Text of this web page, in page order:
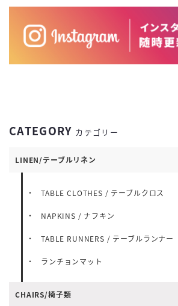
CATEGORY カテゴリー
LINEN/テーブルリネン
TABLE CLOTHES / テーブルクロス
NAPKINS / ナフキン
TABLE RUNNERS / テーブルランナー
ランチョンマット
CHAIRS/椅子類